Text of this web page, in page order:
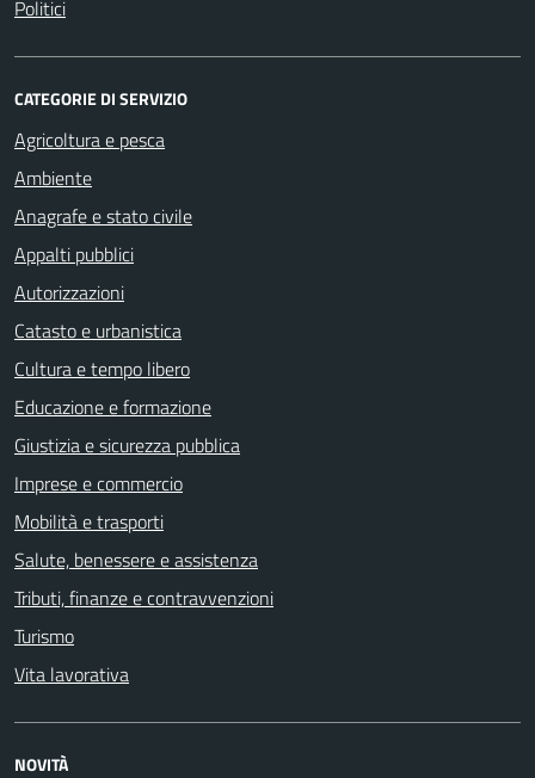
Politici
CATEGORIE DI SERVIZIO
Agricoltura e pesca
Ambiente
Anagrafe e stato civile
Appalti pubblici
Autorizzazioni
Catasto e urbanistica
Cultura e tempo libero
Educazione e formazione
Giustizia e sicurezza pubblica
Imprese e commercio
Mobilità e trasporti
Salute, benessere e assistenza
Tributi, finanze e contravvenzioni
Turismo
Vita lavorativa
NOVITÀ